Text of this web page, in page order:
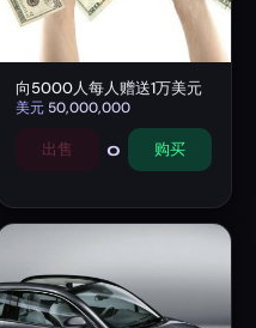
向5000人每人赠送1万美元
美元 50,000,000
出售 0 购买